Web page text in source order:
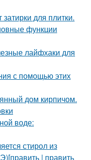
для плитки.
функции
лайфхаки для
с помощью этих
дом кирпичом.
воде:
стирол из
| править